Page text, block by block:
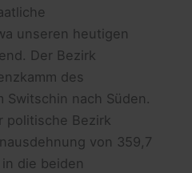
unseren heutigen
Der Bezirk
des
Switschin nach Süden.
politische Bezirk
von 359,7
die beiden